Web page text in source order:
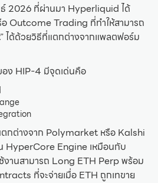
2026 ที่ผ่านมา Hyperliquid ได้
Outcome Trading ที่ทำให้สามารถ
ได้ด้วยวิธีที่แตกต่างจากแพลตฟอร์ม
ง HIP-4 มีจุดเด่นคือ
กต่างจาก Polymarket หรือ Kalshi
HyperCore Engine เหมือนกับ
านสามารถ Long ETH Perp พร้อม
ที่จะจ่ายเมื่อ ETH ถูกเทขาย